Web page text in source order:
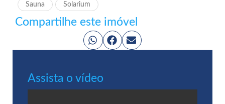
Sauna Solarium
Compartilhe este imóvel
Assista o vídeo